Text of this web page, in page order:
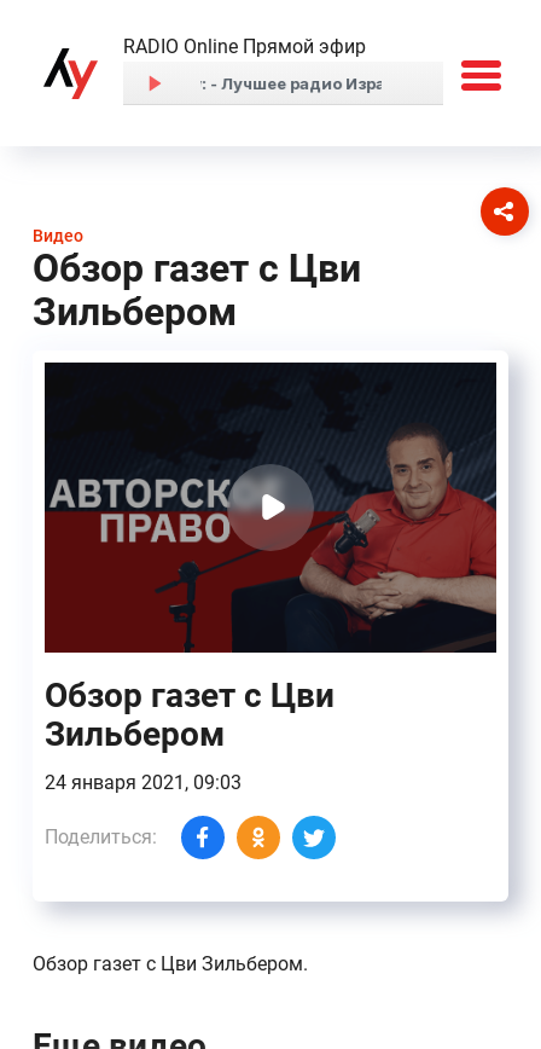
RADIO Online Прямой эфир
Видео
Обзор газет с Цви
Зильбером
Обзор газет с Цви
Зильбером
24 января 2021, 09:03
Поделиться:
Обзор газет с Цви Зильбером.